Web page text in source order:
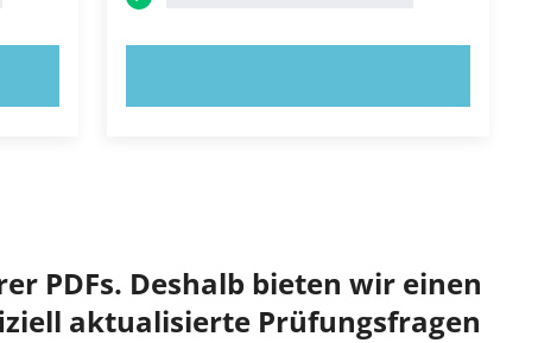
PDFs. Deshalb bieten wir einen
aktualisierte Prüfungsfragen